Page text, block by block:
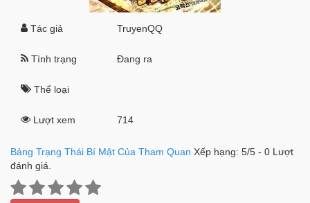
Tác giả TruyenQQ
Tình trạng Đang ra
Thể loại
Lượt xem 714
Bảng Trạng Thái Bí Mật Của Tham Quan Xếp hạng: 5/5 - 0 Lượt
đánh giá.